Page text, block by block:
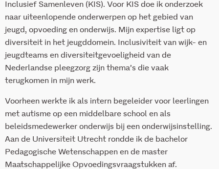
Inclusief Samenleven (KIS). Voor KIS doe ik onderzoek
naar uiteenlopende onderwerpen op het gebied van
jeugd, opvoeding en onderwijs. Mijn expertise ligt op
diversiteit in het jeugddomein. Inclusiviteit van wijk- en
jeugdteams en diversiteitgevoeligheid van de
Nederlandse pleegzorg zijn thema’s die vaak
terugkomen in mijn werk.
Voorheen werkte ik als intern begeleider voor leerlingen
met autisme op een middelbare school en als
beleidsmedewerker onderwijs bij een onderwijsinstelling.
Aan de Universiteit Utrecht rondde ik de bachelor
Pedagogische Wetenschappen en de master
Maatschappelijke Opvoedingsvraagstukken af.